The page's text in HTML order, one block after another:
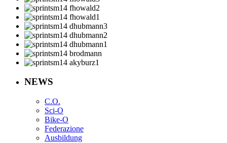
NEWS
C.O.
Sci-O
Bike-O
Federazione
Ausbildung